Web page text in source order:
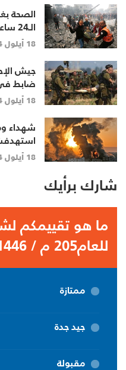
الـ24 ساعة الماضية
18 أيلول 24 - 13:51
ضابط
18 أيلول 24 - 11:22
شهداء
18 أيلول 24 - 10:00
شارك برأيك
ما هو تقييمكم
للعام205 م / 1446 هـ ؟
ممتازة
جيد جدة
مقبولة